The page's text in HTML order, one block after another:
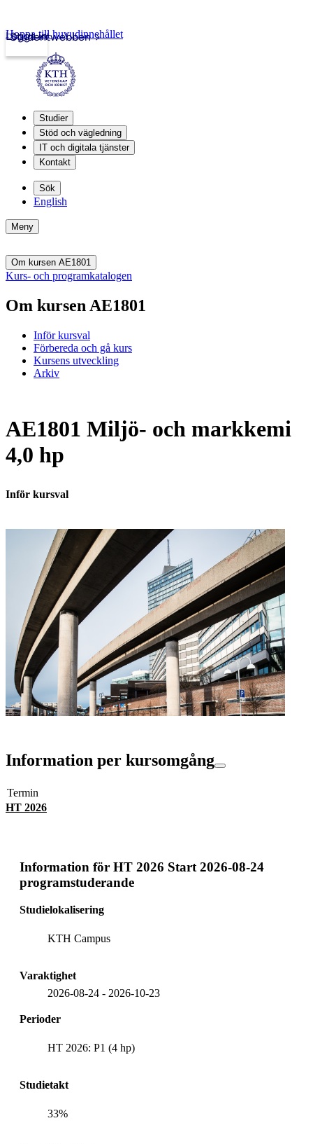
Studentwebben
Logga in
Hoppa till huvudinnehållet
Studier
Stöd och vägledning
IT och digitala tjänster
Kontakt
Sök
English
Meny
Om kursen AE1801
Kurs- och programkatalogen
Om kursen AE1801
Inför kursval
Förbereda och gå kurs
Kursens utveckling
Arkiv
AE1801 Miljö- och markkemi
4,0 hp
Inför kursval
Information per kursomgång
Termin
HT 2026
Information för HT 2026 Start 2026-08-24
programstuderande
Studielokalisering
KTH Campus
Varaktighet
2026-08-24 - 2026-10-23
Perioder
HT 2026: P1 (4 hp)
Studietakt
33%